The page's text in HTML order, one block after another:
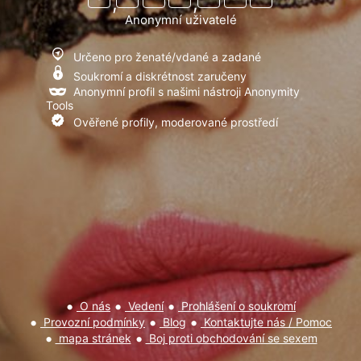
Jasně! Ne, děkuji
Přečetl(a) jsem si a souhlasím sProvozní podmínky
soukromí a cookies
Anonymní uživatelé
Určeno pro ženaté/vdané a zadané
Soukromí a diskrétnost zaručeny
Anonymní profil s našimi nástroji Anonymity
Tools
Ověřené profily, moderované prostředí
O nás Vedení
Prohlášení o soukromí
Provozní podmínky
Blog
Kontaktujte nás / Pomoc
mapa stránek
Boj proti obchodování se sexem